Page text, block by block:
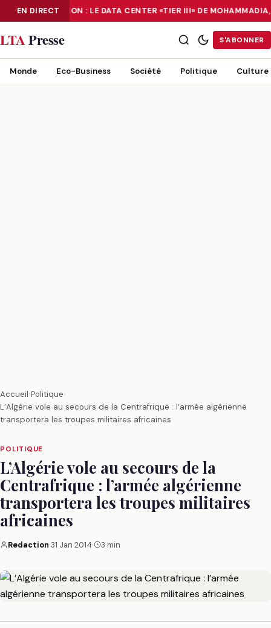
EN DIRECT
NUMÉRISATION : LE DATA CENTER «TIER III» DE
NUMÉRISATION : LE DATA CENTER «TIER III» DE MOHAMMADIA, UN
LTAPresse S'ABONNER
Monde Eco-Business Société Politique Culture
Accueil›Politique›
L’Algérie vole au secours de la Centrafrique : l’armée algérienne
transportera les troupes militaires africaines
POLITIQUE
L’Algérie vole au secours de la
Centrafrique : l’armée algérienne
transportera les troupes militaires
africaines
Redaction·31 Jan 2014· 3 min